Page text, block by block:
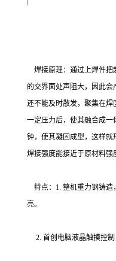
焊接原理：通过上焊件把
的交界面处声阻大，因此
还不能及时散发，聚集在
一定压力后，使其融合成
钟，使其凝固成型，这样就
焊接强度能接近于原材料强
特点：1. 整机重力钢铸造
亮。
2. 首创电脑液晶触摸控制